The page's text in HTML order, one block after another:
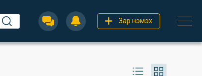
Зар нэмэх